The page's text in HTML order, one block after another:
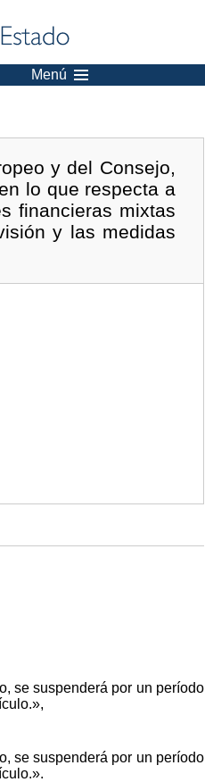
Menú
y del Consejo,
lo que respecta a
financieras mixtas
y las medidas
se suspenderá por un período
se suspenderá por un período